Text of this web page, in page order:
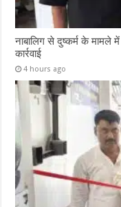
नाबालिग से दुष्कर्म के मामले
कार्रवाई
4 hours ago